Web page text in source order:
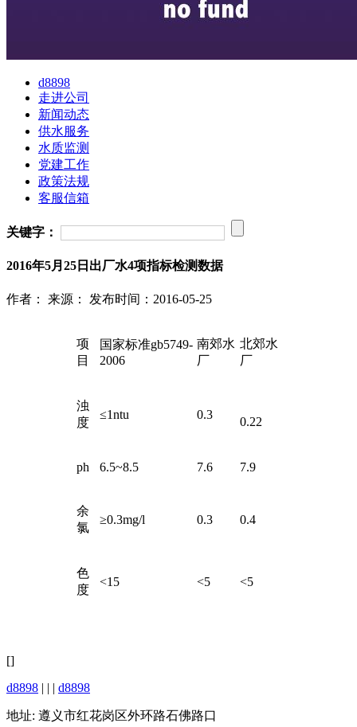
d8898
走进公司
新闻动态
供水服务
水质监测
党建工作
政策法规
客服信箱
关键字：
2016年5月25日出厂水4项指标检测数据
作者： 来源： 发布时间：2016-05-25
项
目
国家标准gb5749-
2006
南郊水
厂
北郊水
厂
浊
度
≤1ntu 0.3
0.22
ph 6.5~8.5 7.6 7.9
余
氯
≥0.3mg/l 0.3 0.4
色
度
<15 <5 <5
[]
d8898 | | | d8898
地址: 遵义市红花岗区外环路石佛路口